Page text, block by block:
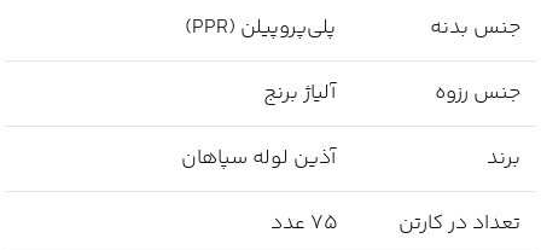
جنس بدنه پلی‌پروپیلن (PPR)
جنس رزوه آلیاژ برنج
برند آذین لوله سپاهان
تعداد در کارتن 75 عدد